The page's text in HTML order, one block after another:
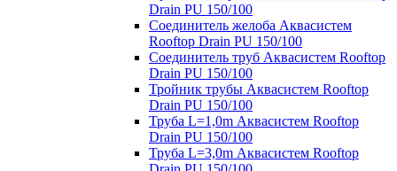
Drain PU 150/100
Соединитель желоба Аквасистем
Rooftop Drain PU 150/100
Соединитель труб Аквасистем Rooftop
Drain PU 150/100
Тройник трубы Аквасистем Rooftop
Drain PU 150/100
Труба L=1,0m Аквасистем Rooftop
Drain PU 150/100
Труба L=3,0m Аквасистем Rooftop